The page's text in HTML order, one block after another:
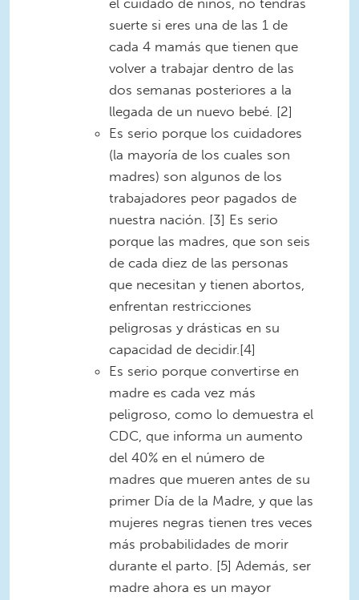
el cuidado de niños, no tendrás
suerte si eres una de las 1 de
cada 4 mamás que tienen que
volver a trabajar dentro de las
dos semanas posteriores a la
llegada de un nuevo bebé. [2]
Es serio porque los cuidadores
(la mayoría de los cuales son
madres) son algunos de los
trabajadores peor pagados de
nuestra nación. [3] Es serio
porque las madres, que son seis
de cada diez de las personas
que necesitan y tienen abortos,
enfrentan restricciones
peligrosas y drásticas en su
capacidad de decidir.[4]
Es serio porque convertirse en
madre es cada vez más
peligroso, como lo demuestra el
CDC, que informa un aumento
del 40% en el número de
madres que mueren antes de su
primer Día de la Madre, y que las
mujeres negras tienen tres veces
más probabilidades de morir
durante el parto. [5] Además, ser
madre ahora es un mayor